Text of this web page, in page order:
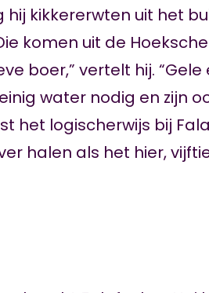
hij kikkererwten uit het
komen uit de
boer,” vertelt hij. “Gele
water nodig en zijn
het logischerwijs bij
halen als het hier,